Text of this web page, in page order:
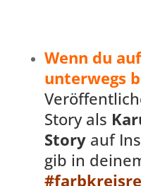
Wenn du
unterwegs
Story als
Story auf
gib in